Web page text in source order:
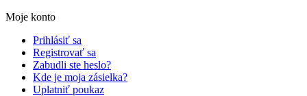
Moje konto
Prihlásiť sa
Registrovať sa
Zabudli ste heslo?
Kde je moja zásielka?
Uplatniť poukaz